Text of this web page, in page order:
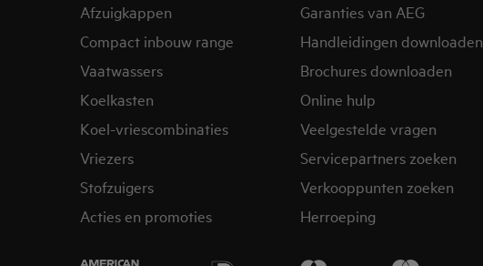
Afzuigkappen
Compact inbouw range
Vaatwassers
Koelkasten
Koel-vriescombinaties
Vriezers
Stofzuigers
Acties en promoties
Garanties van AEG
Handleidingen downloaden
Brochures downloaden
Online hulp
Veelgestelde vragen
Servicepartners zoeken
Verkooppunten zoeken
Herroeping